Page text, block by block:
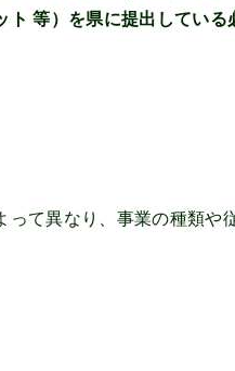
等）を県に提出している
て異なり、事業の種類や